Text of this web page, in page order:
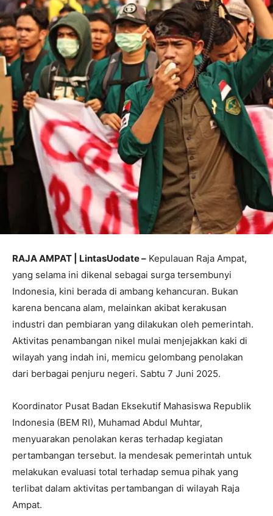
RAJA AMPAT | LintasUodate – Kepulauan Raja Ampat,
yang selama ini dikenal sebagai surga tersembunyi
Indonesia, kini berada di ambang kehancuran. Bukan
karena bencana alam, melainkan akibat kerakusan
industri dan pembiaran yang dilakukan oleh pemerintah.
Aktivitas penambangan nikel mulai menjejakkan kaki di
wilayah yang indah ini, memicu gelombang penolakan
dari berbagai penjuru negeri. Sabtu 7 Juni 2025.
Koordinator Pusat Badan Eksekutif Mahasiswa Republik
Indonesia (BEM RI), Muhamad Abdul Muhtar,
menyuarakan penolakan keras terhadap kegiatan
pertambangan tersebut. Ia mendesak pemerintah untuk
melakukan evaluasi total terhadap semua pihak yang
terlibat dalam aktivitas pertambangan di wilayah Raja
Ampat.